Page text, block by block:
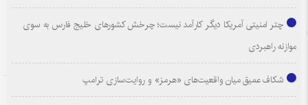
چتر امنیتی آمریکا دیگر کارآمد نیست؛ چرخش کشورهای خلیج فارس به سوی
موازنه راهبردی
شکاف عمیق میان واقعیت‌های «هرمز» و روایت‌سازی ترامپ